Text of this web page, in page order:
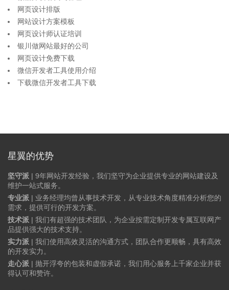
网页设计排版
网站设计方案模板
网页设计师认证培训
银川做网站最好的公司
网页设计免费下载
微信开发者工具使用介绍
下载微信开发者工具下载
星翼的优势
坚守派 | 9年网站开发经验，我们坚守为企业提供专业的网站建设及
维护一站式服务。
专业派 | 业务经理均曾从事技术开发，从专业技术角度精准分析您的
需求，提供可行的开发方案。
技术派 | 我们有超强的技术团队，为企业按需定制开发专属互联网产
品提供强大的技术支持。
实力派 | 我们使用高效灵活的沟通方式，团队合作更顺畅，具有高效
的开发实力。
走心派 | 抛开浮夸的包装和虚假承诺，我们用心服务上千家企业并获
得认可和赞许。